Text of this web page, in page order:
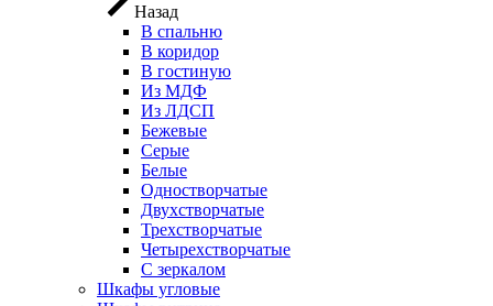
Назад
В спальню
В коридор
В гостиную
Из МДФ
Из ЛДСП
Бежевые
Серые
Белые
Одностворчатые
Двухстворчатые
Трехстворчатые
Четырехстворчатые
С зеркалом
Шкафы угловые